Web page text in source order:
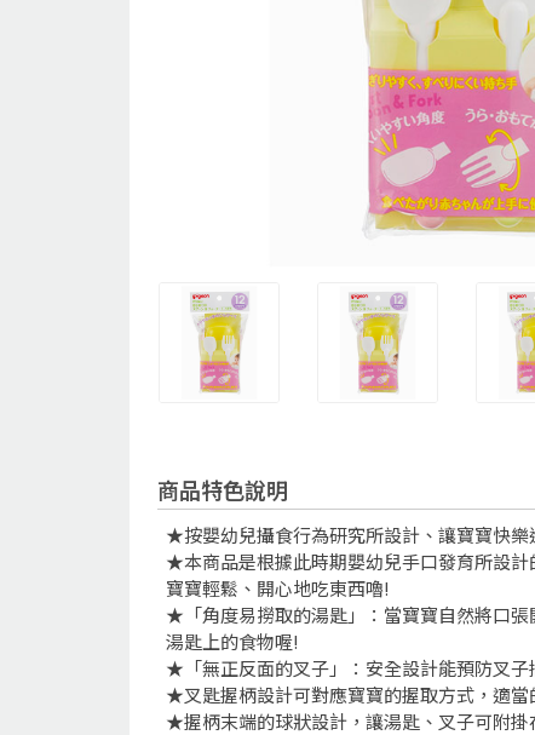
商品特色說明
★按嬰幼兒攝食行為研究所設計、讓寶寶快樂
★本商品是根據此時期嬰幼兒手口發育所設
寶寶輕鬆、開心地吃東西嚕!
★「角度易撈取的湯匙」：當寶寶自然將口
湯匙上的食物喔!
★「無正反面的叉子」：安全設計能預防叉
★叉匙握柄設計可對應寶寶的握取方式，適當
★握柄末端的球狀設計，讓湯匙、叉子可附掛